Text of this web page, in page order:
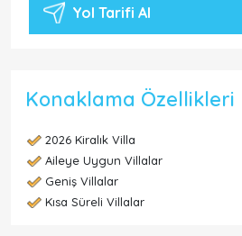
Yol Tarifi Al
Konaklama Özellikleri
2026 Kiralık Villa
Aileye Uygun Villalar
Geniş Villalar
Kısa Süreli Villalar